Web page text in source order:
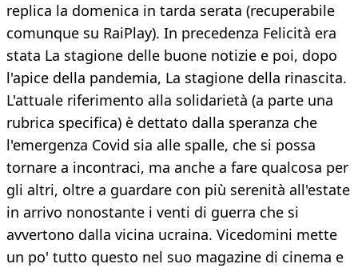
replica la domenica in tarda serata (recuperabile
comunque su RaiPlay). In precedenza Felicità era
stata La stagione delle buone notizie e poi, dopo
l'apice della pandemia, La stagione della rinascita.
L'attuale riferimento alla solidarietà (a parte una
rubrica specifica) è dettato dalla speranza che
l'emergenza Covid sia alle spalle, che si possa
tornare a incontraci, ma anche a fare qualcosa per
gli altri, oltre a guardare con più serenità all'estate
in arrivo nonostante i venti di guerra che si
avvertono dalla vicina ucraina. Vicedomini mette
un po' tutto questo nel suo magazine di cinema e